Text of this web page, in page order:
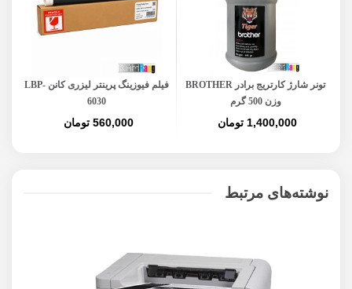
تونر شارژ کارتریج برادر BROTHER
وزن 500 گرم
1,400,000 تومان
فیلم فیوزینگ پرینتر لیزری کانن LBP-
6030
560,000 تومان
نوشته‌های مرتبط